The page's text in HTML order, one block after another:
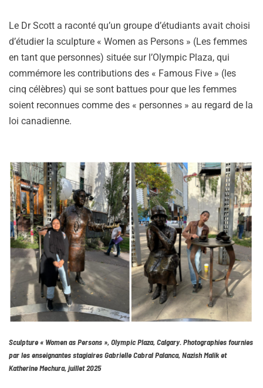
Le Dr Scott a raconté qu’un groupe d’étudiants avait choisi
d’étudier la sculpture « Women as Persons » (Les femmes
en tant que personnes) située sur l’Olympic Plaza, qui
commémore les contributions des « Famous Five » (les
cinq célèbres) qui se sont battues pour que les femmes
soient reconnues comme des « personnes » au regard de la
loi canadienne.
Sculpture « Women as Persons », Olympic Plaza, Calgary. Photographies fournies
par les enseignantes stagiaires Gabrielle Cabral Palanca, Nazish Malik et
Katherine Mechura, juillet 2025